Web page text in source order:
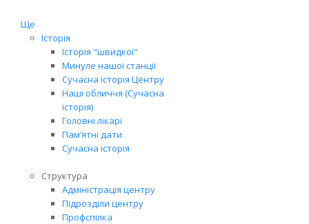
Ще
Історія
Історія "швидкої"
Минуле нашої станції
Сучасна історія Центру
Наші обличчя (Сучасна
історія)
Головні лікарі
Пам’ятні дати
Сучасна історія
Структура
Адміністрація центру
Підрозділи центру
Профспілка